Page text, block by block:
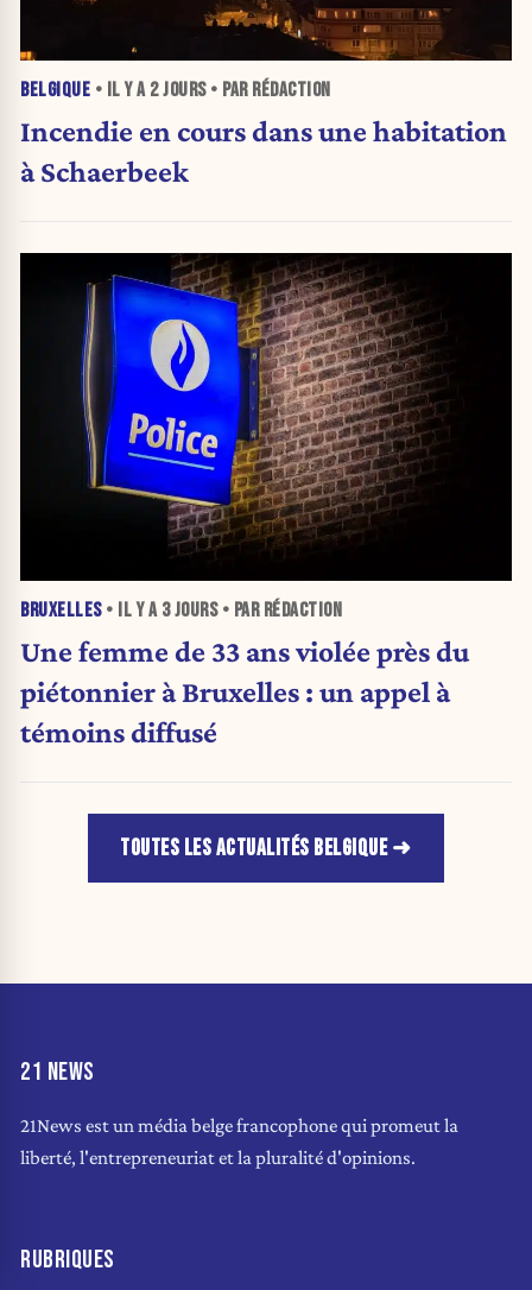
BELGIQUE • IL Y A 2 JOURS• PAR RÉDACTION
Incendie en cours dans une habitation
à Schaerbeek
BRUXELLES• IL Y A 3 JOURS• PAR RÉDACTION
Une femme de 33 ans violée près du
piétonnier à Bruxelles : un appel à
témoins diffusé
TOUTES LES ACTUALITÉS BELGIQUE
21 NEWS
21News est un média belge francophone qui promeut la
liberté, l'entrepreneuriat et la pluralité d'opinions.
RUBRIQUES